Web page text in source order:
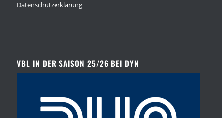
Datenschutzerklärung
VBL IN DER SAISON 25/26 BEI DYN